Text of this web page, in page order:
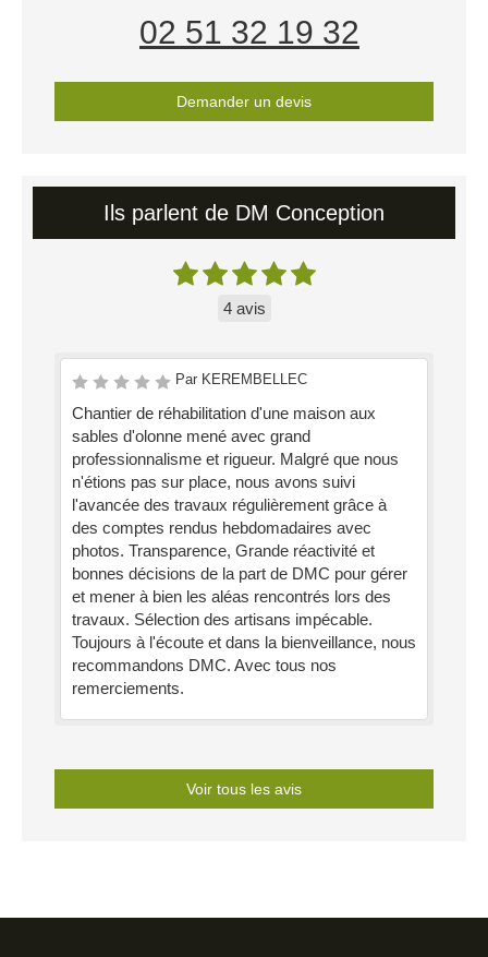
02 51 32 19 32
Demander un devis
Ils parlent de DM Conception
4 avis
Par KEREMBELLEC
Chantier de réhabilitation d'une maison aux
sables d'olonne mené avec grand
professionnalisme et rigueur. Malgré que nous
n'étions pas sur place, nous avons suivi
l'avancée des travaux régulièrement grâce à
des comptes rendus hebdomadaires avec
photos. Transparence, Grande réactivité et
bonnes décisions de la part de DMC pour gérer
et mener à bien les aléas rencontrés lors des
travaux. Sélection des artisans impécable.
Toujours à l'écoute et dans la bienveillance, nous
recommandons DMC. Avec tous nos
remerciements.
Voir tous les avis